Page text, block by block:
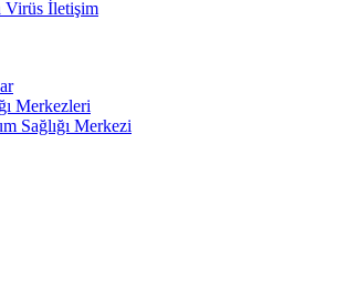
Virüs İletişim
Merkezleri
Sağlığı Merkezi